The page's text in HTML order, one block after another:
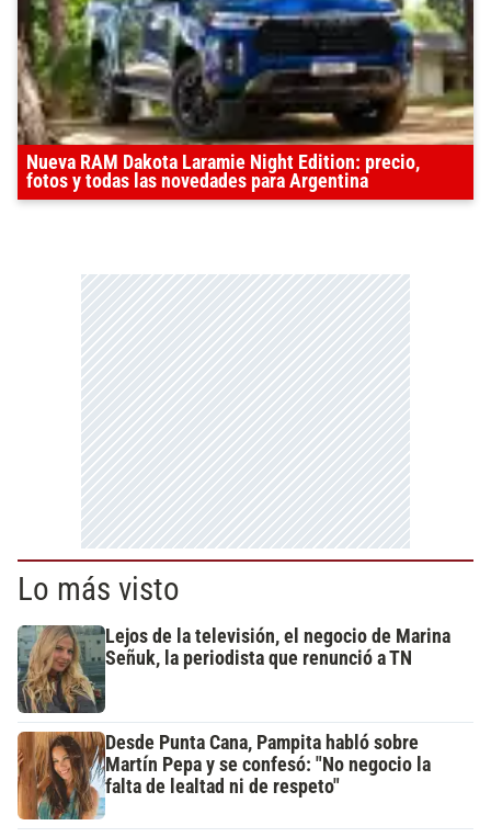
Nueva RAM Dakota Laramie Night Edition: precio,
fotos y todas las novedades para Argentina
Lo más visto
Lejos de la televisión, el negocio de Marina
Señuk, la periodista que renunció a TN
Desde Punta Cana, Pampita habló sobre
Martín Pepa y se confesó: "No negocio la
falta de lealtad ni de respeto"